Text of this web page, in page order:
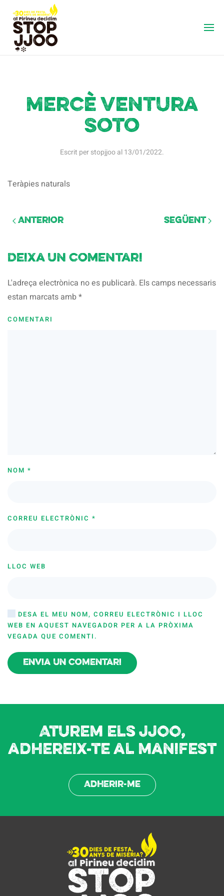
Mercè Ventura
Soto
Escrit perstopjjooal13/01/2022.
Teràpies naturals
Anterior Següent
Deixa un comentari
L'adreça electrònica no es publicarà. Els camps necessaris
estan marcats amb*
COMENTARI
NOM *
CORREU ELECTRÒNIC *
LLOC WEB
DESA EL MEU NOM, CORREU ELECTRÒNIC I LLOC
WEB EN AQUEST NAVEGADOR PER A LA PRÒXIMA
VEGADA QUE COMENTI.
Envia un comentari
Aturem els JJOO,
adhereix-te al manifest
Adherir-me